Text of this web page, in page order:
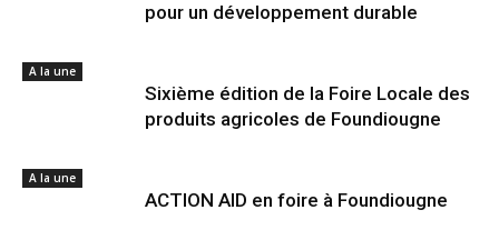
pour un développement durable
A la une
Sixième édition de la Foire Locale des
produits agricoles de Foundiougne
A la une
ACTION AID en foire à Foundiougne